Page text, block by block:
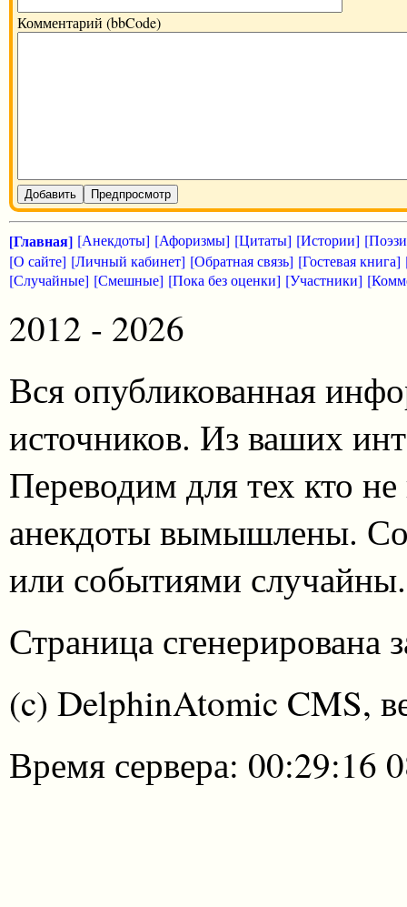
Комментарий (bbCode)
Добавить Предпросмотр
[Главная] [Анекдоты] [Афоризмы] [Цитаты] [Истории]
[О сайте] [Личный кабинет] [Обратная связь] [Гостевая книга]
[Случайные] [Смешные] [Пока без оценки] [Участники]
2012 - 2026
Вся опубликованная
источников. Из ваших
Переводим для тех кто
анекдоты вымышлены.
или событиями случайны.
Страница сгенерирована
(c) DelphinAtomic CMS,
Время сервера: 00:29:16